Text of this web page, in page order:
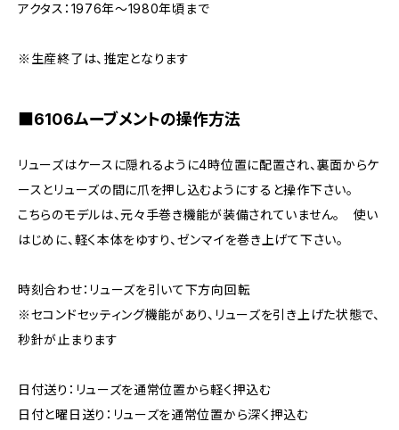
アクタス：1976年～1980年頃まで
※生産終了は、推定となります
■6106ムーブメントの操作方法
リューズはケースに隠れるように4時位置に配置され、裏面からケ
ースとリューズの間に爪を押し込むようにすると操作下さい。
こちらのモデルは、元々手巻き機能が装備されていません。 使い
はじめに、軽く本体をゆすり、ゼンマイを巻き上げて下さい。
時刻合わせ：リューズを引いて下方向回転
※セコンドセッティング機能があり、リューズを引き上げた状態で、
秒針が止まります
日付送り：リューズを通常位置から軽く押込む
日付と曜日送り：リューズを通常位置から深く押込む